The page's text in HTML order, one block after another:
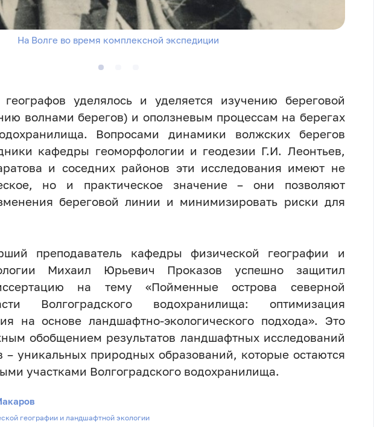
На Волге во время комплексной экспедиции
уделялось и уделяется изучению береговой
волнами берегов) и оползневым процессам на берегах
Вопросами динамики волжских берегов
кафедры геоморфологии и геодезии Г.И. Леонтьев,
и соседних районов эти исследования имеют не
но и практическое значение – они позволяют
береговой линии и минимизировать риски для
преподаватель кафедры физической географии и
Михаил Юрьевич Проказов успешно защитил
на тему «Пойменные острова северной
Волгоградского водохранилища: оптимизация
на основе ландшафтно-экологического подхода». Это
обобщением результатов ландшафтных исследований
– уникальных природных образований, которые остаются
участками Волгоградского водохранилища.
географии и ландшафтной экологии